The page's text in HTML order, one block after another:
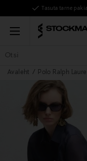
Tasuta tarne
Menu
KÕIK TOOTED NAISED
Avaleht Polo Ralph